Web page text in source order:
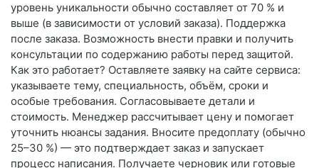
уровень уникальности обычно составляет от 70 % и
выше (в зависимости от условий заказа). Поддержка
после заказа. Возможность внести правки и получить
консультации по содержанию работы перед защитой.
Как это работает? Оставляете заявку на сайте сервиса:
указываете тему, специальность, объём, сроки и
особые требования. Согласовываете детали и
стоимость. Менеджер рассчитывает цену и помогает
уточнить нюансы задания. Вносите предоплату (обычно
25–30 %) — это подтверждает заказ и запускает
процесс написания. Получаете черновик или готовые